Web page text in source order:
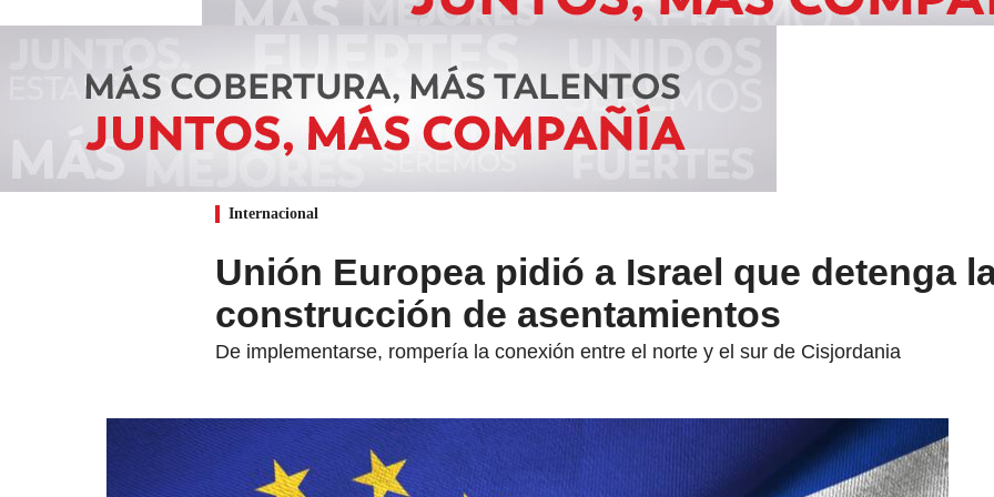
Internacional
Unión Europea pidió a Israel que detenga
construcción de asentamientos
De implementarse, rompería la conexión entre el norte y el sur de Cisjordania